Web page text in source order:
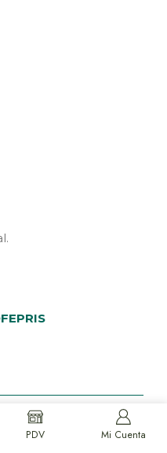
por BioMaussan
PDV Mi Cuenta